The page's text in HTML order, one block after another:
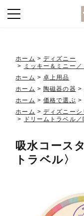
ホーム >ディズニー
>
ミッキー＆ミニー
ホーム >卓上用品
ホーム > 陶磁器の器 >
ホーム >価格で選ぶ >
ホーム >ディズニーシ
>
ドリームトラベル
吸水コース
トラベル〉